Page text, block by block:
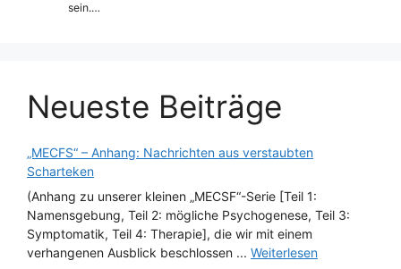
sein.…
Neueste Beiträge
„MECFS“ – Anhang: Nachrichten aus verstaubten
Scharteken
(Anhang zu unserer kleinen „MECSF“-Serie [Teil 1:
Namensgebung, Teil 2: mögliche Psychogenese, Teil 3:
Symptomatik, Teil 4: Therapie], die wir mit einem
verhangenen Ausblick beschlossen ... Weiterlesen